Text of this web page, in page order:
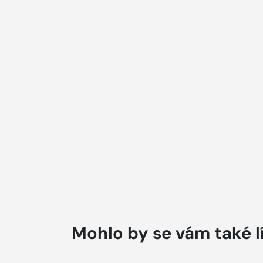
Mohlo by se vám také